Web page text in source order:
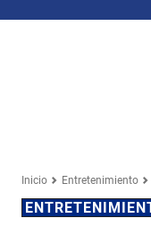
Inicio Entretenimiento